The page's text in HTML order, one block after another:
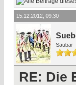
15.12.2012, 09:30
Saubär
RE: Die